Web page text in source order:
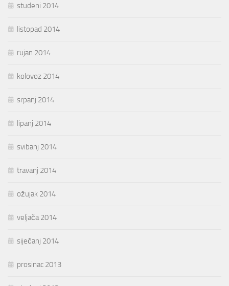
studeni 2014
listopad 2014
rujan 2014
kolovoz 2014
srpanj 2014
lipanj 2014
svibanj 2014
travanj 2014
ožujak 2014
veljača 2014
siječanj 2014
prosinac 2013